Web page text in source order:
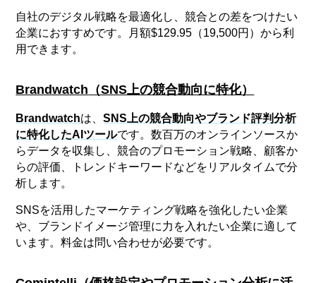
自社のデジタル戦略を最適化し、競合との差をつけたい
企業におすすめです。月額$129.95（19,500円）から利
用できます。
Brandwatch （SNS上の競合動向に特化）
Brandwatchは、SNS上の競合動向やブランド評判分析
に特化したAIツールです。数百万のオンラインソースか
らデータを収集し、競合のプロモーション戦略、顧客か
らの評価、トレンドキーワードなどをリアルタイムで分
析します。
SNSを活用したマーケティング戦略を強化したい企業
や、ブランドイメージ管理に力を入れたい企業に適して
います。料金は問い合わせが必要です。